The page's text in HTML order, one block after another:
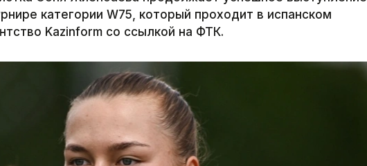
категории W75, который проходит в испанском
Kazinform со ссылкой на ФТК.